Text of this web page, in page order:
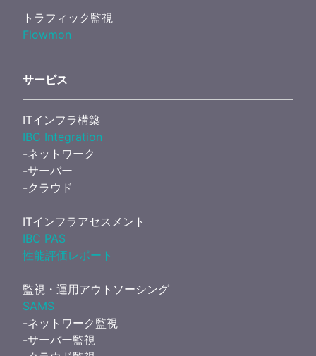
トラフィック監視
Flowmon
サービス
ITインフラ構築
IBC Integration
-ネットワーク
-サーバー
-クラウド
ITインフラアセスメント
IBC PAS
性能評価レポート
監視・運用アウトソーシング
SAMS
-ネットワーク監視
-サーバー監視